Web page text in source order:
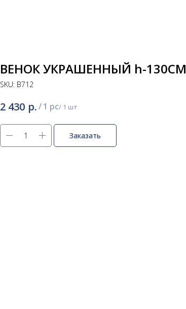
ВЕНОК УКРАШЕННЫЙ h-130СМ
SKU: В712
2 430 р./1 pc
Заказать